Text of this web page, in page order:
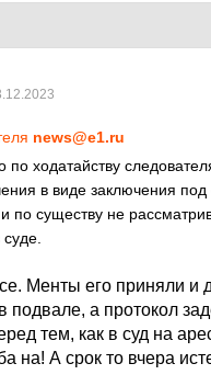
news@e1.ru
по ходатайству
в виде заключения под
по существу не
Менты его приняли и
подвале, а протокол
тем, как в суд на
на! А срок то вчера